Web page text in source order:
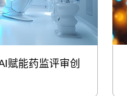
赋能药监评审创